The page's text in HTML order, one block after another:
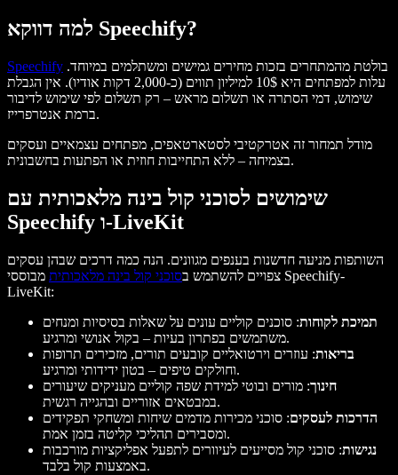
למה דווקא Speechify?
Speechify
עלות למפתחים היא 10$ למיליון תווים (כ-2,000 דקות אודיו). אין הגבלת
שימוש, דמי הסתרה או תשלום מראש – רק תשלום לפי שימוש לדיבור
ברמת אנטרפרייז.
מודל תמחור זה אטרקטיבי לסטארטאפים, מפתחים עצמאיים ועסקים
בצמיחה – ללא התחייבות חוזית או הפתעות בחשבונית.
שימושים לסוכני קול בינה מלאכותית עם
Speechify ו-LiveKit
השותפות מניעה חדשנות בענפים מגוונים. הנה כמה דרכים שבהן עסקים
צפויים להשתמש בסוכני קול בינה מלאכותית מבוססי Speechify-
LiveKit:
תמיכת לקוחות: סוכנים קוליים עונים על שאלות בסיסיות ומנחים
משתמשים בפתרון בעיות – בקול אנושי ומרגיע.
בריאות: עוזרים וירטואליים קובעים תורים, מזכירים תרופות
וחולקים טיפים – בטון ידידותי ומרגיע.
חינוך: מורים ובוטי למידת שפה קוליים מעניקים שיעורים
במבטאים אזוריים ובהגייה רגשית.
הדרכות לעסקים: סוכני מכירות מדמים שיחות ומשחקי תפקידים
ומסבירים תהליכי קליטה בזמן אמת.
נגישות: סוכני קול מסייעים לעיוורים לתפעל אפליקציות מורכבות
באמצעות קול בלבד.